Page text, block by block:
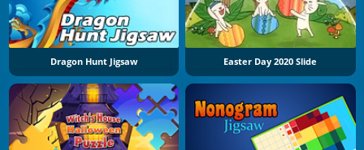
Dragon Hunt Jigsaw Easter Day 2020 Slide